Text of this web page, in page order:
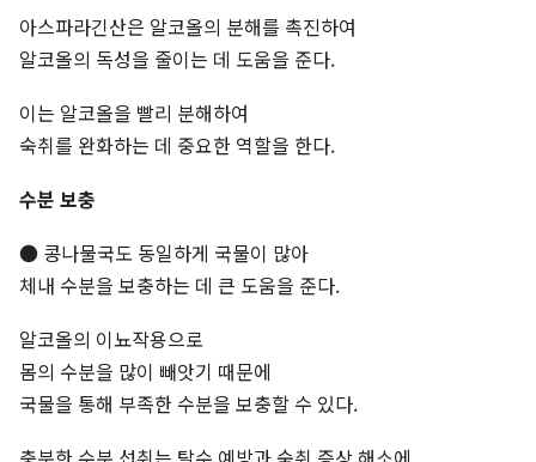
아스파라긴산은 알코올의 분해를 촉진하여
알코올의 독성을 줄이는 데 도움을 준다.
이는 알코올을 빨리 분해하여
숙취를 완화하는 데 중요한 역할을 한다.
수분 보충
● 콩나물국도 동일하게 국물이 많아
체내 수분을 보충하는 데 큰 도움을 준다.
알코올의 이뇨작용으로
몸의 수분을 많이 빼앗기 때문에
국물을 통해 부족한 수분을 보충할 수 있다.